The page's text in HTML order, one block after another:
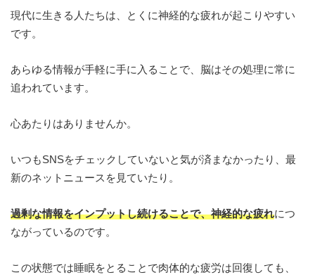
現代に生きる人たちは、とくに神経的な疲れが起こりやすい
です。
あらゆる情報が手軽に手に入ることで、脳はその処理に常に
追われています。
心あたりはありませんか。
いつもSNSをチェックしていないと気が済まなかったり、最
新のネットニュースを見ていたり。
過剰な情報をインプットし続けることで、神経的な疲れにつ
ながっているのです。
この状態では睡眠をとることで肉体的な疲労は回復しても、